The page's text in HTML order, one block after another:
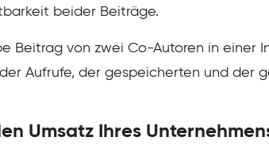
beider Beiträge.
Beitrag von zwei Co-Autoren in einer
Aufrufe, der gespeicherten und der
Umsatz Ihres